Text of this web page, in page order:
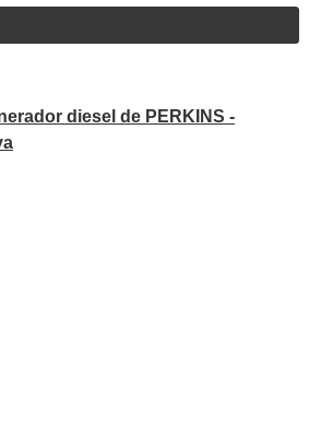
diesel de PERKINS -